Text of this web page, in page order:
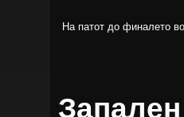
На патот до финалето